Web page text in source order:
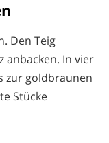
Den Teig
anbacken. In vier
zur goldbraunen
Stücke